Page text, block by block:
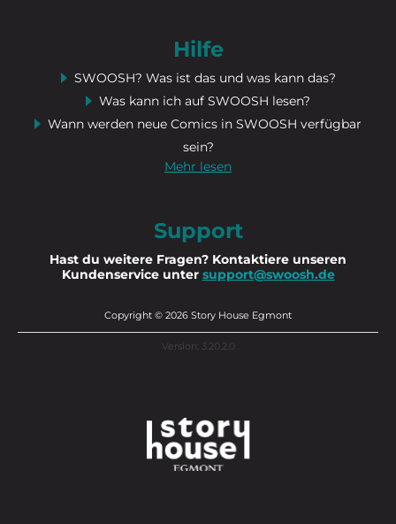
Hilfe
SWOOSH? Was ist das und was kann das?
Was kann ich auf SWOOSH lesen?
Wann werden neue Comics in SWOOSH verfügbar
sein?
Mehr lesen
Support
Hast du weitere Fragen? Kontaktiere unseren
Kundenservice unter support@swoosh.de
Copyright © 2026 Story House Egmont
Version: 3.20.2.0